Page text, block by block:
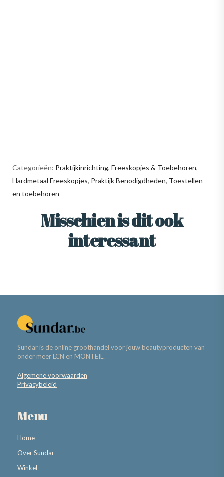
Categorieën: Praktijkinrichting, Freeskopjes & Toebehoren,
Hardmetaal Freeskopjes, Praktijk Benodigdheden, Toestellen
en toebehoren
Misschien is dit ook
interessant
Sundar is de online groothandel voor jouw beautyproducten van
onder meer LCN en MONTEIL.
Algemene voorwaarden
Privacybeleid
Menu
Home
Over Sundar
Winkel